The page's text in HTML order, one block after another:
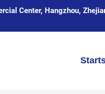
Center, Hangzhou,